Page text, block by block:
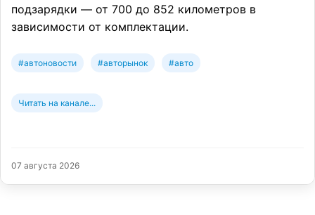
подзарядки — от 700 до 852 километров в
зависимости от комплектации.
#автоновости #авторынок #авто
Читать на канале...
07 августа 2026